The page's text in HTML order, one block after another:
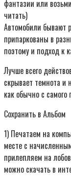
фантазии или
читать)
Автомобили бывают
припаркованы в
поэтому и подход к
Лучше всего
скрывает темнота и
как обычно с самого
Сохранить в Альбом
1) Печатаем на
месте с
прилепляем на
можно скачать в